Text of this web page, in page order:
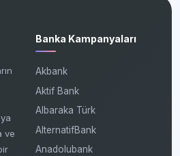
ve
Banka Kampanyaları
Akbank
Aktif Bank
Albaraka Türk
AlternatifBank
Anadolubank